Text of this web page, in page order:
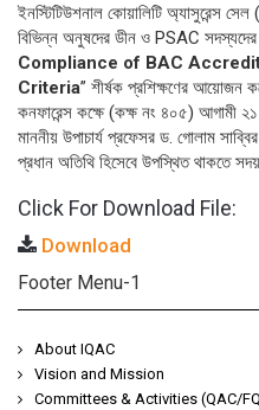
ইনস্টিটিউশনাল কোয়ালিটি অ্যাসুরেন্স
বিভিন্ন অনুষদের ডীন ও PSAC
Compliance of BAC
Criteria” শীর্ষক প্রশিক্ষণের আয়োজন
কনফারেন্স কক্ষে (কক্ষ নং ৪০৫) আগামী
মাননীয় উপাচার্য প্রফেসর ড. গোলাম
প্রধান অতিথি হিসেবে উপস্থিত থাকতে
Click For Download File:
Download
Footer Menu-1
About IQAC
Vision and Mission
Committees & Activities (QAC/